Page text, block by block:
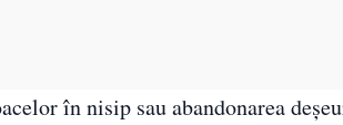
în nisip sau abandonarea